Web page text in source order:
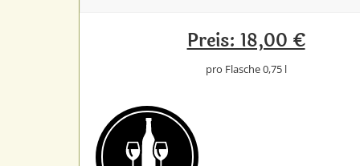
Preis: 18,00 €
pro Flasche 0,75 l